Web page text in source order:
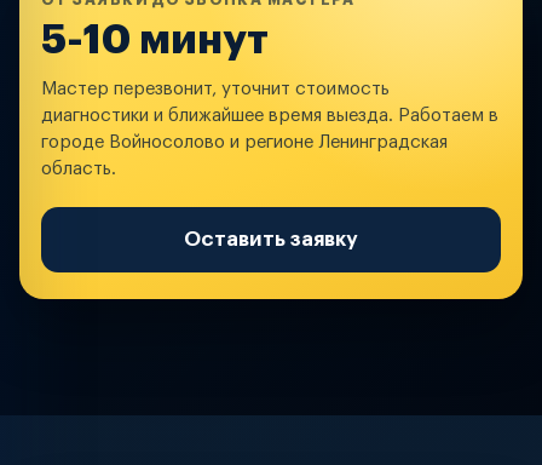
5-10 минут
Мастер перезвонит, уточнит стоимость
диагностики и ближайшее время выезда. Работаем в
городе Войносолово и регионе Ленинградская
область.
Оставить заявку